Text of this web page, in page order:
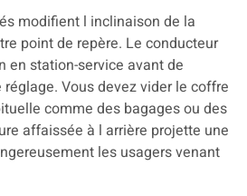
modifient l inclinaison de la
point de repère. Le conducteur
en station-service avant de
Vous devez vider le coffre
comme des bagages ou des
affaissée à l arrière projette une
les usagers venant